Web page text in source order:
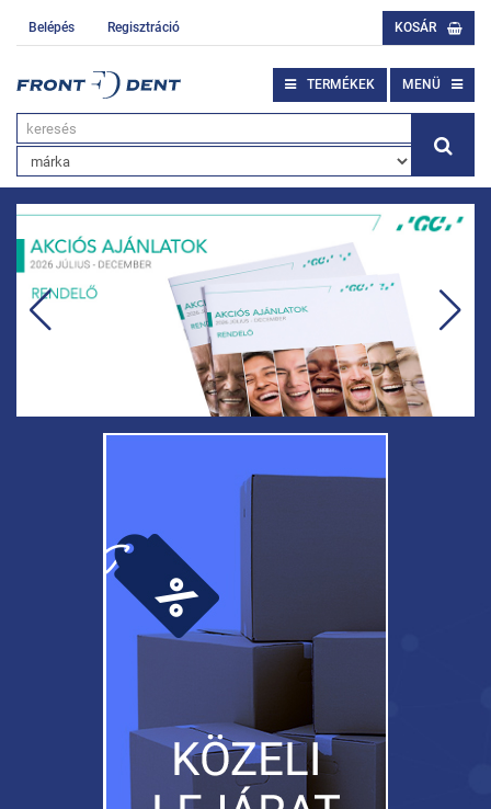
Belépés Regisztráció KOSÁR
TERMÉKEK MENÜ